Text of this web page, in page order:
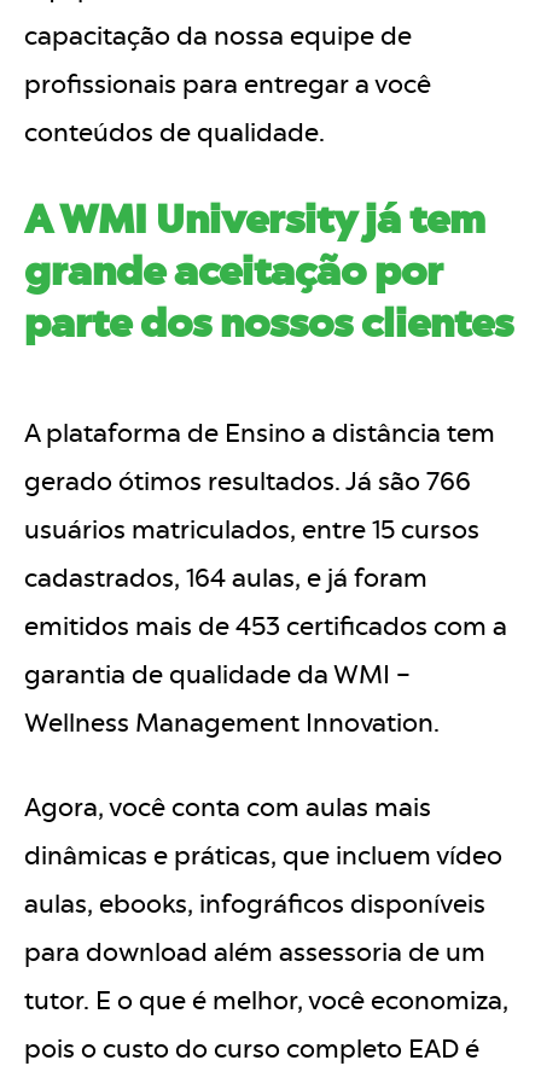
capacitação da nossa equipe de
profissionais para entregar a você
conteúdos de qualidade.
A WMI University já tem
grande aceitação por
parte dos nossos clientes
A plataforma de Ensino a distância tem
gerado ótimos resultados. Já são 766
usuários matriculados, entre 15 cursos
cadastrados, 164 aulas, e já foram
emitidos mais de 453 certificados com a
garantia de qualidade da WMI –
Wellness Management Innovation.
Agora, você conta com aulas mais
dinâmicas e práticas, que incluem vídeo
aulas, ebooks, infográficos disponíveis
para download além assessoria de um
tutor. E o que é melhor, você economiza,
pois o custo do curso completo EAD é